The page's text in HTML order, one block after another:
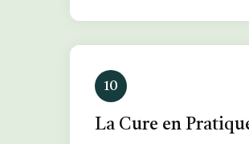
10
La Cure en